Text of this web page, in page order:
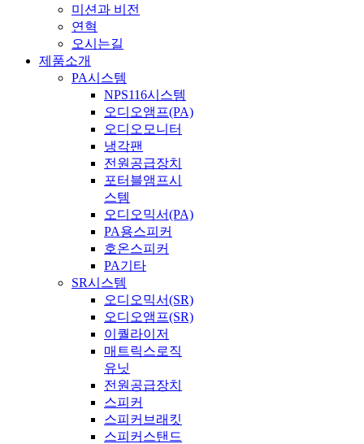
미션과 비전
연혁
오시는길
제품소개
PA시스템
NPS116시스템
오디오앰프(PA)
오디오모니터
냉각팬
전원공급장치
포터블앰프시
스템
오디오믹서(PA)
PA용스피커
호온스피커
PA기타
SR시스템
오디오믹서(SR)
오디오앰프(SR)
이퀄라이저
매트릭스로직
유닛
전원공급장치
스피커
스피커브래킷
스피커스탠드